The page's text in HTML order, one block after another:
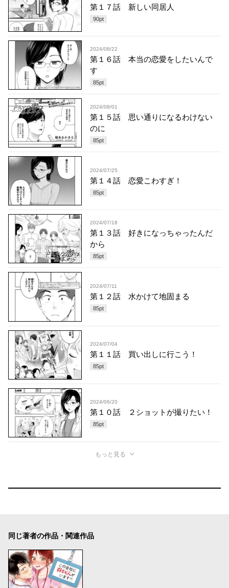
第１７話 新しい同居人
90pt
2024/08/22
第１６話 本当の恋愛をしたいんで
す
85pt
2024/08/01
第１５話 思い通りになるわけない
のに
85pt
2024/07/25
第１４話 恋愛こわすぎ！
85pt
2024/07/18
第１３話 好きになっちゃったんだ
から
85pt
2024/07/11
第１２話 水かけて地固まる
85pt
2024/07/04
第１１話 買い出しに行こう！
85pt
2024/06/20
第１０話 ２ショットが撮りたい！
85pt
もっと見る
同じ著者の作品・関連作品